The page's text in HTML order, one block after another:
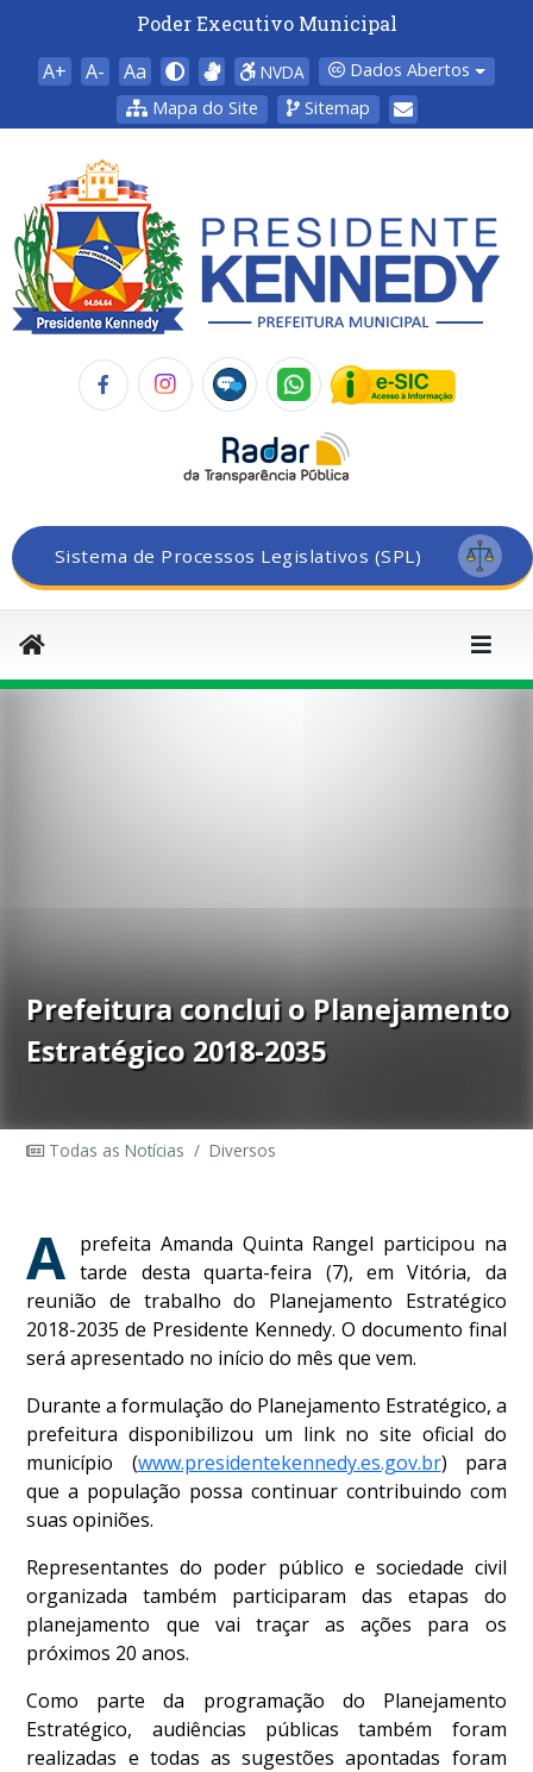
Poder Executivo Municipal
A+ A- Aa NVDA
Dados Abertos
Mapa do Site
Sitemap
Sistema de Processos Legislativos (SPL)
Prefeitura conclui o Planejamento
Estratégico 2018-2035
Todas as Notícias / Diversos
A prefeita Amanda Quinta Rangel participou na
tarde desta quarta-feira (7), em Vitória, da
reunião de trabalho do Planejamento Estratégico
2018-2035 de Presidente Kennedy. O documento final
será apresentado no início do mês que vem.
Durante a formulação do Planejamento Estratégico, a
prefeitura disponibilizou um link no site oficial do
município (www.presidentekennedy.es.gov.br) para
que a população possa continuar contribuindo com
suas opiniões.
Representantes do poder público e sociedade civil
organizada também participaram das etapas do
planejamento que vai traçar as ações para os
próximos 20 anos.
Como parte da programação do Planejamento
Estratégico, audiências públicas também foram
realizadas e todas as sugestões apontadas foram